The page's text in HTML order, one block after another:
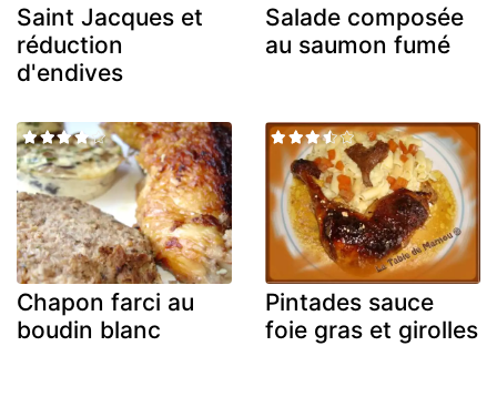
Saint Jacques et
réduction
d'endives
Salade composée
au saumon fumé
Chapon farci au
boudin blanc
Pintades sauce
foie gras et girolles